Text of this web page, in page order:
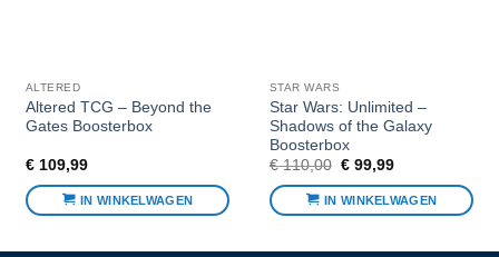
ALTERED
Altered TCG – Beyond the
Gates Boosterbox
€109,99
IN WINKELWAGEN
STAR WARS
Star Wars: Unlimited –
Shadows of the Galaxy
Boosterbox
€110,00 Oorspronkelijke
was:
€ 110,00.
€99,99Huidige
is:
€ 99,99.
IN WINKELWAGEN